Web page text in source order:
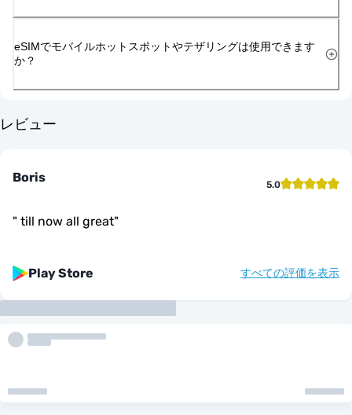
eSIMでモバイルホットスポットやテザリングは使用できます
か？
レビュー
Boris 5.0
" till now all great"
Play Store すべての評価を表示